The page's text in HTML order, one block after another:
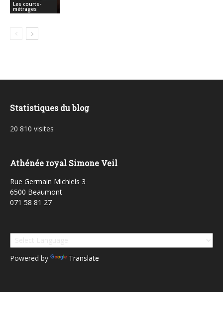
Les courts-
métrages
Statistiques du blog
20 810 visites
Athénée royal Simone Veil
Rue Germain Michiels 3
6500 Beaumont
071 58 81 27
Powered by Translate